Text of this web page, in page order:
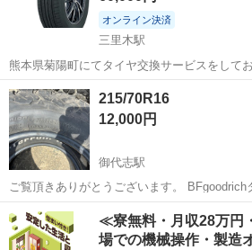
オンライン決済
三里木駅
熊本県菊陽町にてタイヤ交換サービスをして
にはこだわっており、タイヤ、ホイールに優
高性能なタイヤチェンジャーと自動車ディー
ファンタスリフトを導入しております。...
熊本 菊池郡
215/70R16
12,000円
御代志駅
ご覧頂きありがとうございます。 BFgoodrich
す。 215/70R16 4本 取替え交換も1本1000円から致します。 タイヤ溝
まだまだあります。 よろしくお願い致します。
熊本 山鹿市 御代志駅 タイヤ、ホ
≪寮無料・月収28万円
場での機械操作・製造